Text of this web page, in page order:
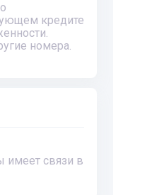
кредите
номера.
имеет связи в